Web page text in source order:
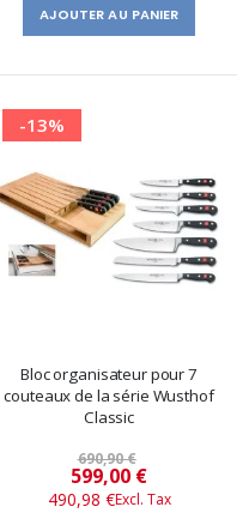
AJOUTER AU PANIER
-13%
Bloc organisateur pour 7
couteaux de la série Wusthof
Classic
690,90 €
Prix
spécial
599,00 €
490,98 €